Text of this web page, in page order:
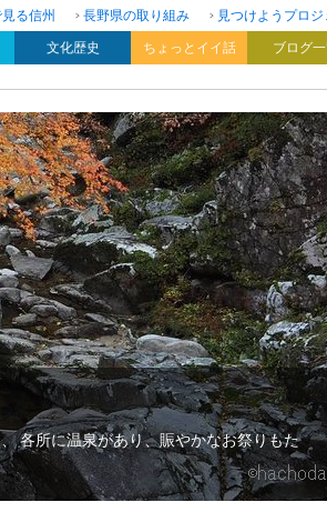
る信州 長野県の取り組み
見つけようプロジ
文化歴史 ちょっとイイ話 ブログ
各所に温泉があり、賑やかなお祭りもた